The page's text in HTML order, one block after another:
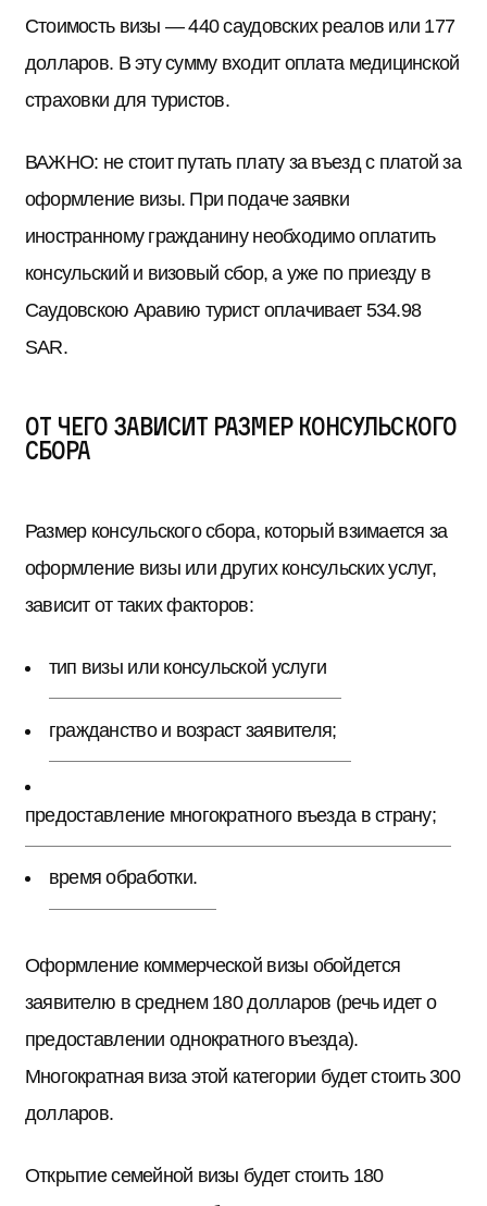
Стоимость визы — 440 саудовских реалов или 177
долларов. В эту сумму входит оплата медицинской
страховки для туристов.
ВАЖНО: не стоит путать плату за въезд с платой за
оформление визы. При подаче заявки
иностранному гражданину необходимо оплатить
консульский и визовый сбор, а уже по приезду в
Саудовскою Аравию турист оплачивает 534.98
SAR.
От чего зависит размер консульского
сбора
Размер консульского сбора, который взимается за
оформление визы или других консульских услуг,
зависит от таких факторов:
тип визы или консульской услуги
гражданство и возраст заявителя;
предоставление многократного въезда в страну;
время обработки.
Оформление коммерческой визы обойдется
заявителю в среднем 180 долларов (речь идет о
предоставлении однократного въезда).
Многократная виза этой категории будет стоить 300
долларов.
Открытие семейной визы будет стоить 180